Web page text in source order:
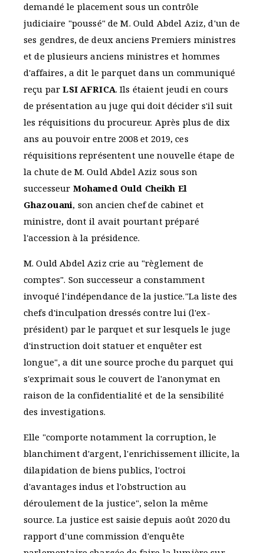
demandé le placement sous un contrôle
judiciaire "poussé" de M. Ould Abdel Aziz, d'un de
ses gendres, de deux anciens Premiers ministres
et de plusieurs anciens ministres et hommes
d'affaires, a dit le parquet dans un communiqué
reçu parLSI AFRICA. Ils étaient jeudi en cours
de présentation au juge qui doit décider s'il suit
les réquisitions du procureur. Après plus de dix
ans au pouvoir entre 2008 et 2019, ces
réquisitions représentent une nouvelle étape de
la chute de M. Ould Abdel Aziz sous son
successeur Mohamed Ould Cheikh El
Ghazouani, son ancien chef de cabinet et
ministre, dont il avait pourtant préparé
l'accession à la présidence.
M. Ould Abdel Aziz crie au "règlement de
comptes". Son successeur a constamment
invoqué l'indépendance de la justice."La liste des
chefs d'inculpation dressés contre lui (l'ex-
président) par le parquet et sur lesquels le juge
d'instruction doit statuer et enquêter est
longue", a dit une source proche du parquet qui
s'exprimait sous le couvert de l'anonymat en
raison de la confidentialité et de la sensibilité
des investigations.
Elle "comporte notamment la corruption, le
blanchiment d'argent, l'enrichissement illicite, la
dilapidation de biens publics, l'octroi
d'avantages indus et l'obstruction au
déroulement de la justice", selon la même
source. La justice est saisie depuis août 2020 du
rapport d'une commission d'enquête